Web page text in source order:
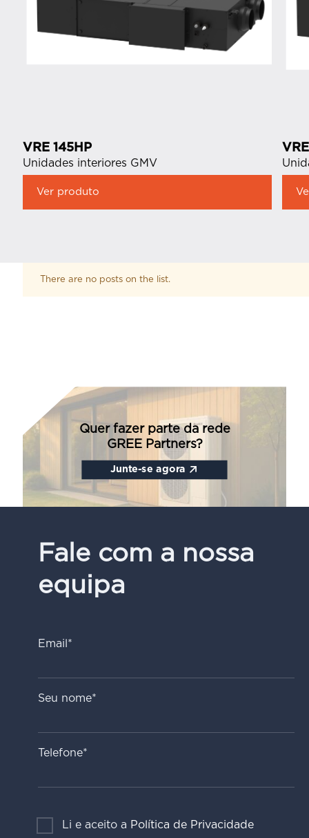
VRE 145HP
Unidades interiores GMV
Ver produto
There are no posts on the list.
Junte-se agora
Quer fazer parte da rede
GREE Partners?
Fale com a nossa
equipa
Email*
Seu nome*
Telefone*
Li e aceito a Política de Privacidade